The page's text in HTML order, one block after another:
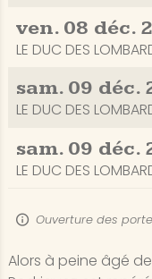
ven. 08 déc.
LE DUC DES
sam. 09 déc.
LE DUC DES
sam. 09 déc.
LE DUC DES
Ouverture des
Alors à peine âgé